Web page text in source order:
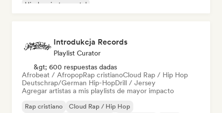
Hip-hop instrumental
Introdukcja Records
Playlist Curator
&gt; 600 respuestas dadas
Afrobeat / AfropopRap cristianoCloud Rap / Hip Hop
Deutschrap/German Hip-HopDrill / Jersey
Agregar artistas a mis playlists de mayor impacto
Rap cristiano
Cloud Rap / Hip Hop